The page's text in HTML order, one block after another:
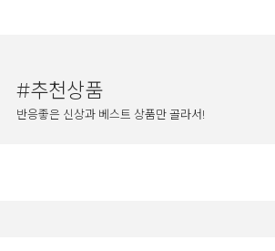
#추천상품
반응좋은 신상과 베스트 상품만 골라서!